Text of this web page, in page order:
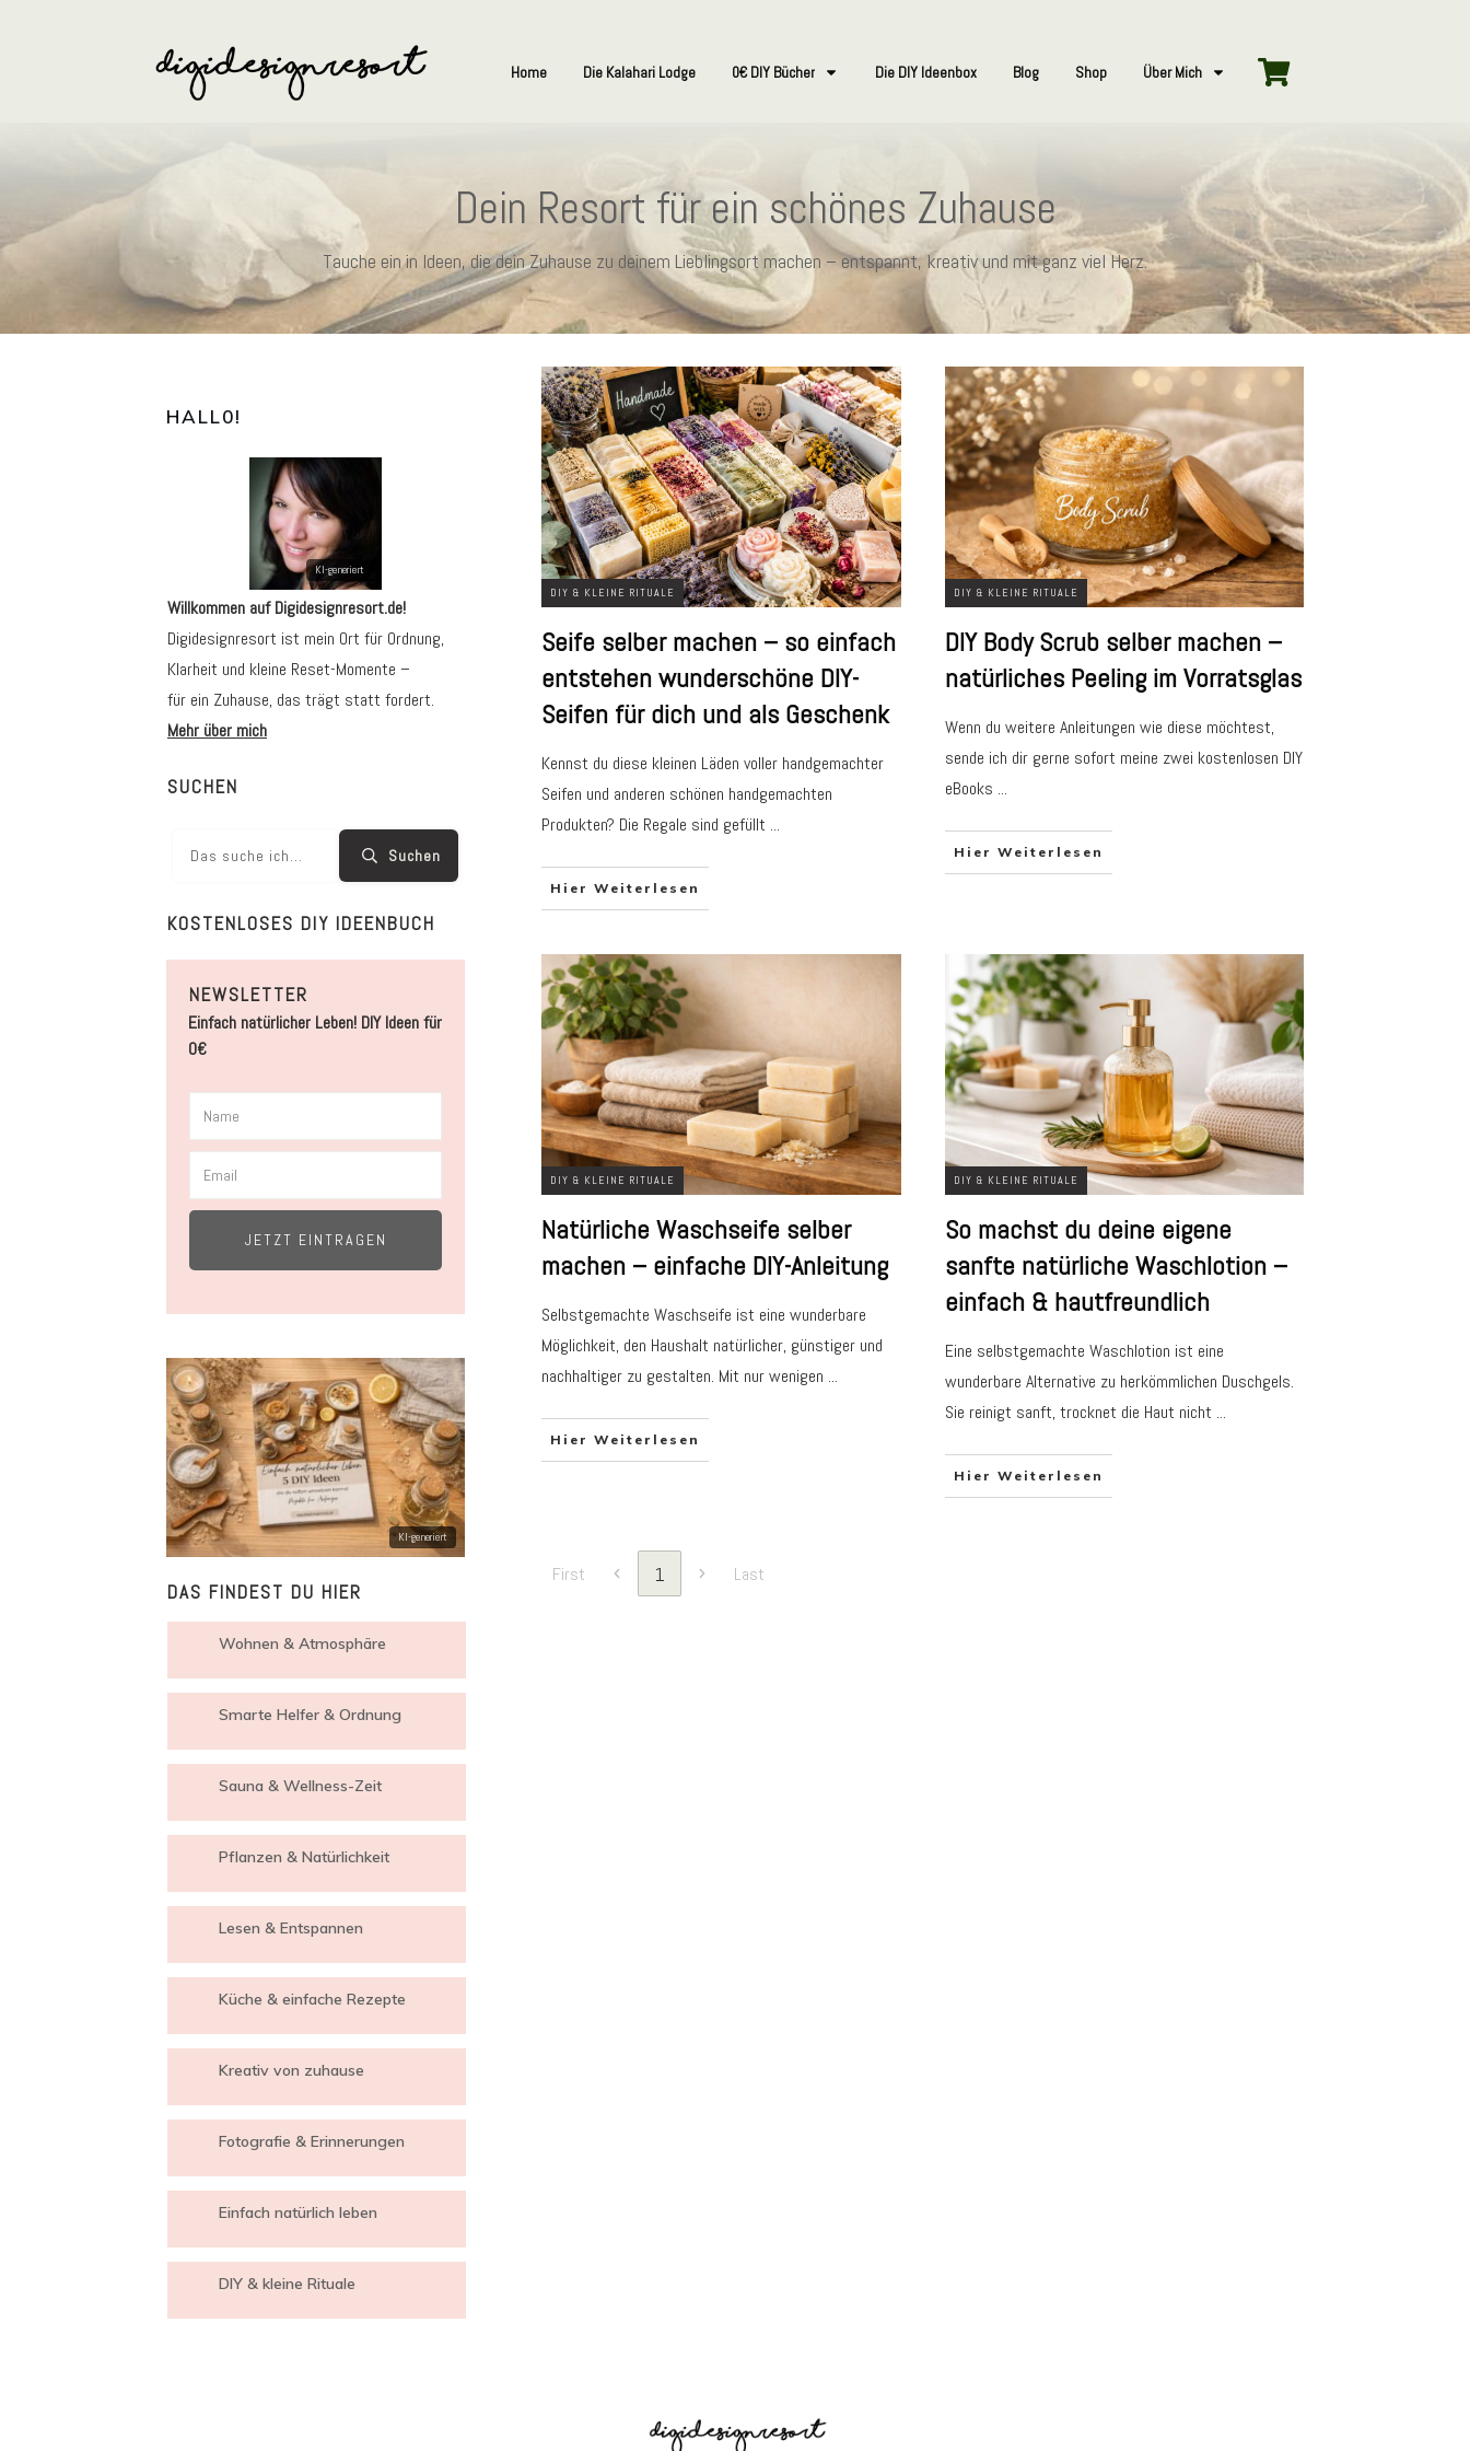
Home Die Kalahari Lodge 0€ DIY Bücher Die DIY Ideenbox Blog Shop Über Mich
Dein Resort für ein schönes Zuhause
Tauche ein in Ideen, die dein Zuhause zu deinem Lieblingsort machen – entspannt, kreativ und mit ganz viel Herz.
DIY & KLEINE RITUALE
Seife selber machen – so einfach
entstehen wunderschöne DIY-
Seifen für dich und als Geschenk
Kennst du diese kleinen Läden voller handgemachter
Seifen und anderen schönen handgemachten
Produkten? Die Regale sind gefüllt ...
Hier Weiterlesen
DIY & KLEINE RITUALE
DIY Body Scrub selber machen –
natürliches Peeling im Vorratsglas
Wenn du weitere Anleitungen wie diese möchtest,
sende ich dir gerne sofort meine zwei kostenlosen DIY
eBooks ...
Hier Weiterlesen
DIY & KLEINE RITUALE
Natürliche Waschseife selber
machen – einfache DIY-Anleitung
Selbstgemachte Waschseife ist eine wunderbare
Möglichkeit, den Haushalt natürlicher, günstiger und
nachhaltiger zu gestalten. Mit nur wenigen ...
Hier Weiterlesen
DIY & KLEINE RITUALE
So machst du deine eigene
sanfte natürliche Waschlotion –
einfach & hautfreundlich
Eine selbstgemachte Waschlotion ist eine
wunderbare Alternative zu herkömmlichen Duschgels.
Sie reinigt sanft, trocknet die Haut nicht ...
Hier Weiterlesen
First 1 Last
HALL0!
Willkommen auf Digidesignresort.de!
Digidesignresort ist mein Ort für Ordnung,
Klarheit und kleine Reset-Momente –
für ein Zuhause, das trägt statt fordert.
Mehr über mich
SUCHEN
Suchen
KOSTENLOSES DIY IDEENBUCH
NEWSLETTER
Einfach natürlicher Leben! DIY Ideen für
0€
JETZT EINTRAGEN
DAS FINDEST DU HIER
Wohnen & Atmosphäre
Smarte Helfer & Ordnung
Sauna & Wellness-Zeit
Pflanzen & Natürlichkeit
Lesen & Entspannen
Küche & einfache Rezepte
Kreativ von zuhause
Fotografie & Erinnerungen
Einfach natürlich leben
DIY & kleine Rituale